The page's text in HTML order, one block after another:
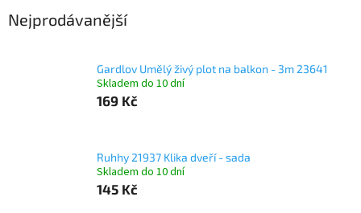
Nejprodávanější
Gardlov Umělý živý plot na balkon - 3m 23641
Skladem do 10 dní
169 Kč
Ruhhy 21937 Klika dveří - sada
Skladem do 10 dní
145 Kč